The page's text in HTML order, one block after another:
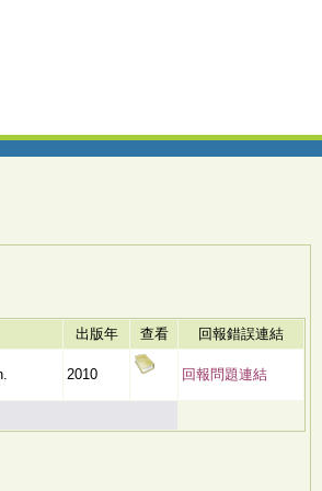
出版年 查看 回報錯誤連結
2010 回報問題連結